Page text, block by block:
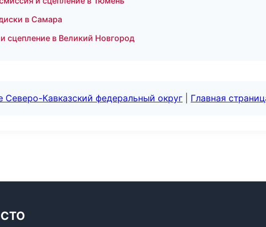
в Самара
сцепление в Великий Новгород
Северо-Кавказский федеральный округ Главная
СТО